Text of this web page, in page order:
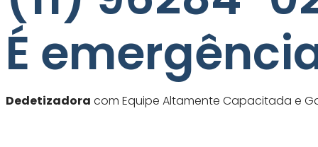
É
Dedetizadora com Equipe Altamente Capacitada e